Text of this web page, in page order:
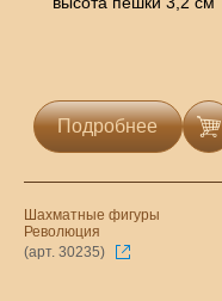
Подробнее
Шахматные фигуры
Революция
(арт. 30235)